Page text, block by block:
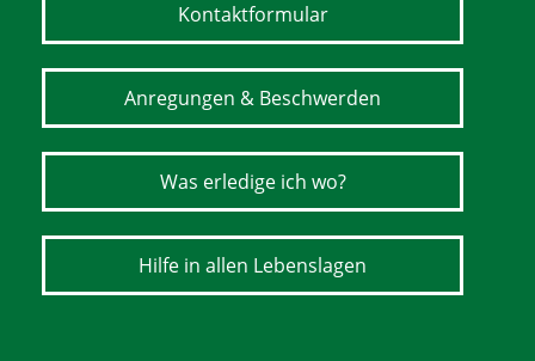
Kontaktformular
Anregungen & Beschwerden
Was erledige ich wo?
Hilfe in allen Lebenslagen